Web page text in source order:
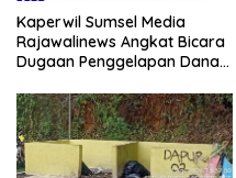
Kaperwil Sumsel Media
Rajawalinews Angkat Bicara
Dugaan Penggelapan Dana
Argomulyo Belitang Jaya
Hilang 3 Bulan Bawa
Anggaran Pembangunan